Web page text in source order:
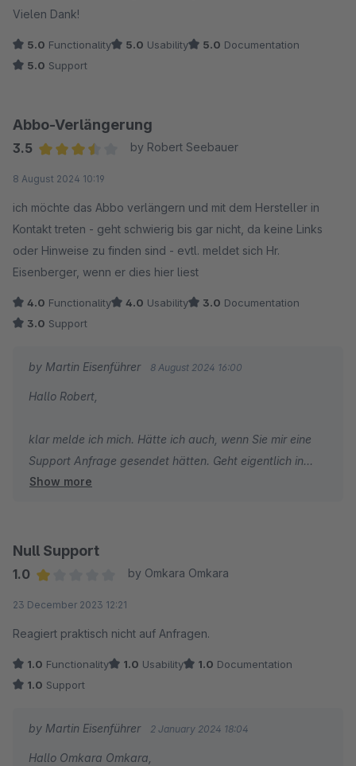
Vielen Dank!
5.0 Functionality 5.0 Usability 5.0 Documentation
5.0 Support
Abbo-Verlängerung
3.5
by Robert Seebauer
8 August 2024 10:19
ich möchte das Abbo verlängern und mit dem Hersteller in
Kontakt treten - geht schwierig bis gar nicht, da keine Links
oder Hinweise zu finden sind - evtl. meldet sich Hr.
Eisenberger, wenn er dies hier liest
4.0 Functionality 4.0 Usability 3.0 Documentation
3.0 Support
by Martin Eisenführer 8 August 2024 16:00
Hallo Robert,
klar melde ich mich. Hätte ich auch, wenn Sie mir eine
Support Anfrage gesendet hätten. Geht eigentlich in
Ihrem Account, wo die Plugins verwaltet werden.
Aber kurz zur Abo Verlängerung: Grundsätzlich kann ich
machen. Ich habe das Plugin programmiert und stelle es
im Store zur Verfügung. Jegliche Abwicklung übernimmt
Show more
Null Support
1.0
by Omkara Omkara
23 December 2023 12:21
Reagiert praktisch nicht auf Anfragen.
1.0 Functionality 1.0 Usability 1.0 Documentation
1.0 Support
by Martin Eisenführer 2 January 2024 18:04
Hallo Omkara Omkara,